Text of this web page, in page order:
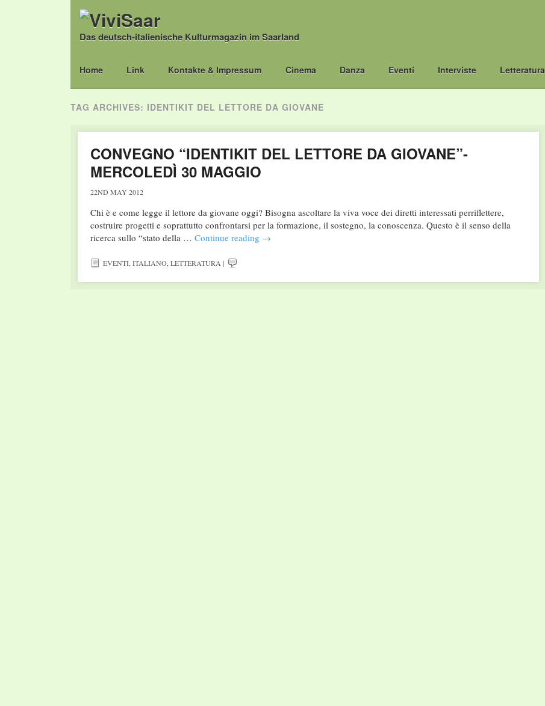
Das deutsch-italienische Kulturmagazin im Saarland
Main menu
Skip
Home Link Kontakte & Impressum Cinema Danza Eventi Interviste Letteratura
TAG ARCHIVES: IDENTIKIT DEL LETTORE DA GIOVANE
CONVEGNO “IDENTIKIT DEL LETTORE DA GIOVANE”-
MERCOLEDÌ 30 MAGGIO
22ND MAY 2012
Chi è e come legge il lettore da giovane oggi? Bisogna ascoltare la viva voce dei diretti interessati perriflettere,
costruire progetti e soprattutto confrontarsi per la formazione, il sostegno, la conoscenza. Questo è il senso della
ricerca sullo “stato della … Continue reading →
EVENTI,ITALIANO,LETTERATURA |